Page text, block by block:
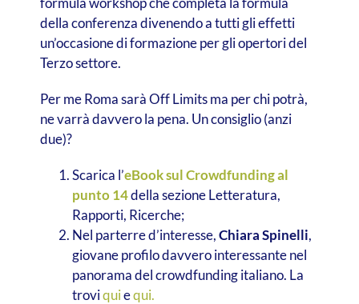
della conferenza divenendo a tutti gli effetti
un’occasione di formazione per gli opertori del
Terzo settore.
Per me Roma sarà Off Limits ma per chi potrà,
ne varrà davvero la pena. Un consiglio (anzi
due)?
Scarica l’eBook sul Crowdfunding al
punto 14della sezione Letteratura,
Rapporti, Ricerche;
Nel parterre d’interesse,Chiara Spinelli,
giovane profilo davvero interessante nel
panorama del crowdfunding italiano. La
troviquiequi.